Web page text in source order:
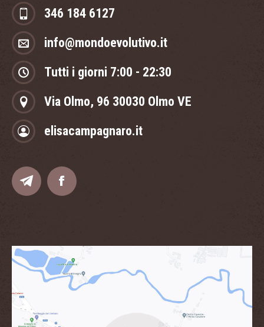
346 184 6127
info@mondoevolutivo.it
Tutti i giorni 7:00 - 22:30
Via Olmo, 96 30030 Olmo VE
elisacampagnaro.it